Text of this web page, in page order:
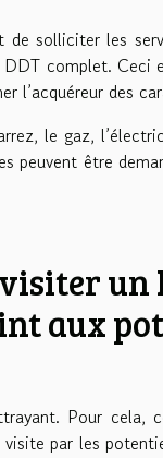
solliciter les
complet. Ceci
l’acquéreur des
le gaz,
peuvent être
un
aux
Pour cela,
par les